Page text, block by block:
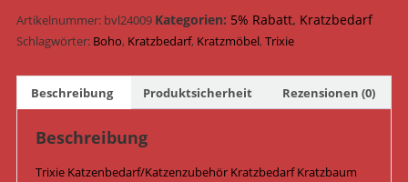
Artikelnummer: bvl24009 Kategorien: 5% Rabatt, Kratzbedarf
Schlagwörter: Boho, Kratzbedarf, Kratzmöbel,Trixie
Beschreibung Produktsicherheit Rezensionen (0)
Beschreibung
Trixie Katzenbedarf/Katzenzubehör Kratzbedarf Kratzbaum